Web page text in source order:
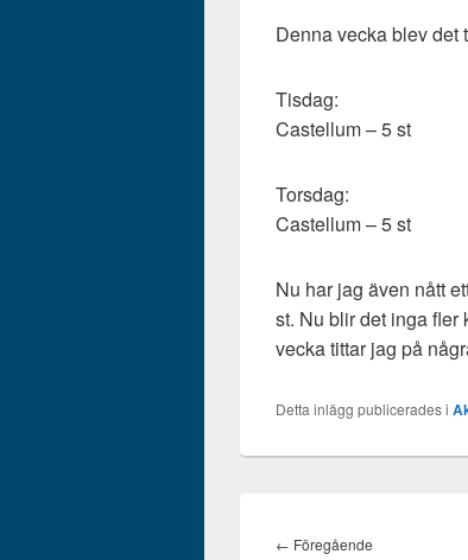
Denna vecka blev det
Tisdag:
Castellum – 5 st
Torsdag:
Castellum – 5 st
Nu har jag även nått
st. Nu blir det inga
vecka tittar jag på
Detta inlägg publicerades i
← Föregående